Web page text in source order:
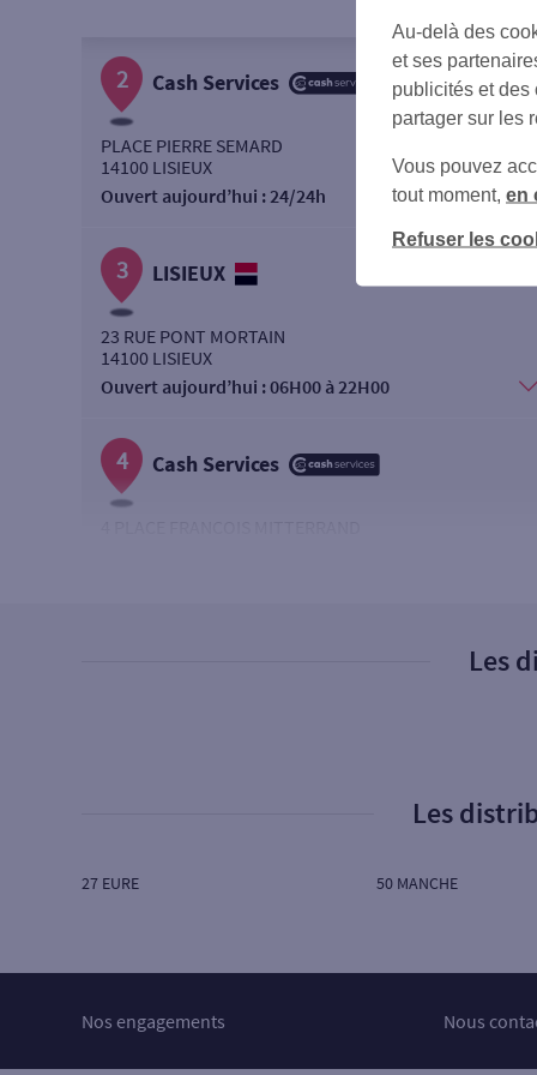
2 Cash Services
PLACE PIERRE SEMARD
14100 LISIEUX
Ouvert aujourd’hui :24/24h
3 LISIEUX
23 RUE PONT MORTAIN
14100 LISIEUX
Ouvert aujourd’hui :06H00 à 22H00
4 Cash Services
Les
Les
27 EURE 50 MANCHE
Nos engagements Nous
Au-delà des
et ses
publicités et des
partager sur les
Vous pouvez
tout moment, en
Refuser les